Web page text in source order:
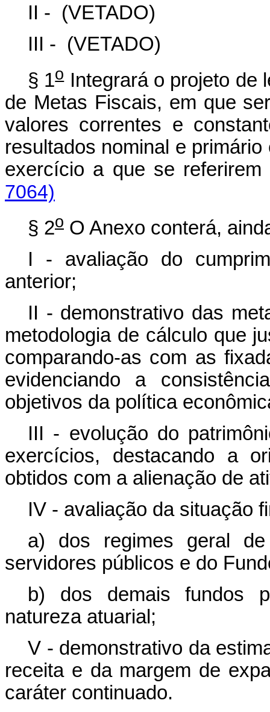
II - (VETADO)
III - (VETADO)
§ 1oIntegrará o projeto de
de Metas Fiscais, em que
valores correntes e
resultados nominal e
exercício a que se
7064)
§ 2o O Anexo conterá,
I - avaliação do
anterior;
II - demonstrativo das
metodologia de cálculo que
comparando-as com as
evidenciando a
objetivos da política
III - evolução do
exercícios, destacando a
obtidos com a alienação de
IV - avaliação da situação
a) dos regimes geral
servidores públicos e do
b) dos demais fundos
natureza atuarial;
V - demonstrativo da
receita e da margem de
caráter continuado.